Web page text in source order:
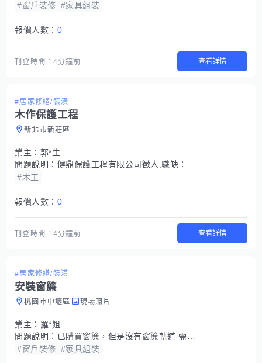
#窗戶裝修 #家具組裝
報價人數： 0
刊登時間 14分鐘前 查看詳情
#居家修繕/裝潢
木作保護工程
新北市新莊區
業主： 郭*生
問題說明： 健鼎保護工程有限公司徵人,職缺：木工丈量裁切師父,安裝拆除半技學徒
#木工
報價人數： 0
刊登時間 14分鐘前 查看詳情
#居家修繕/裝潢
安裝窗簾
桃園市中壢區 現場照片
業主： 羅*姐
問題說明： 已購買窗簾，但是沒有窗簾軌道 需要幫忙購買加安裝，窗框約187公分寬
#窗戶裝修 #家具組裝